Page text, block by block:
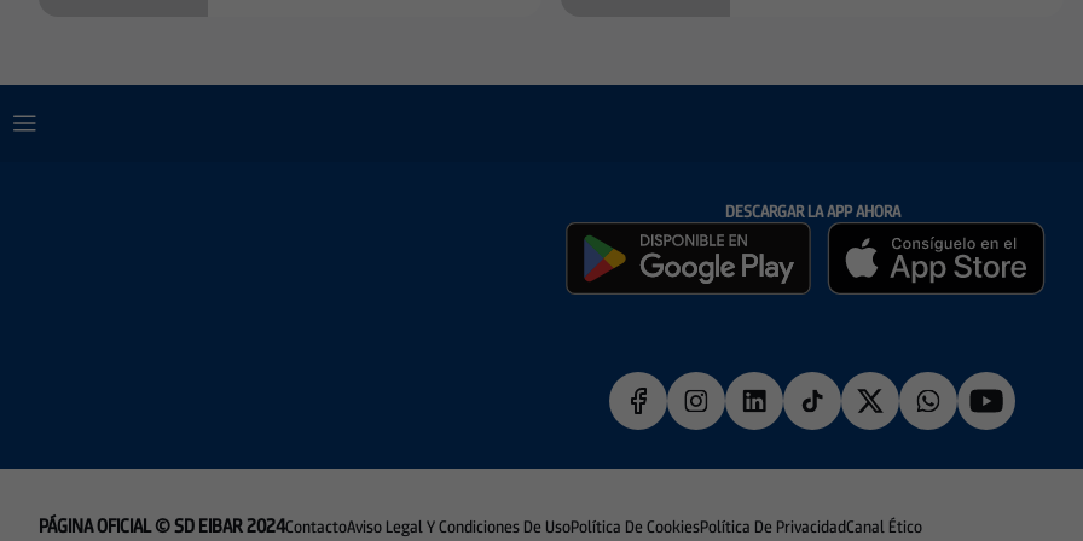
DESCARGAR LA APP AHORA
ContactoAviso Legal Y Condiciones De UsoPolítica De CookiesPolítica De PrivacidadCanal Ético
PÁGINA OFICIAL © SD EIBAR 2024